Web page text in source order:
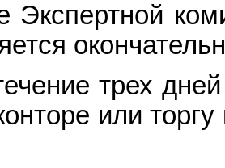
Экспертной
трех
или